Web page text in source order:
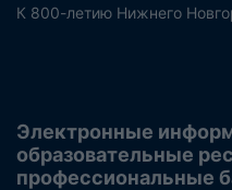
К 800-летию Нижнего
Электронные
образовательные
профессиональные